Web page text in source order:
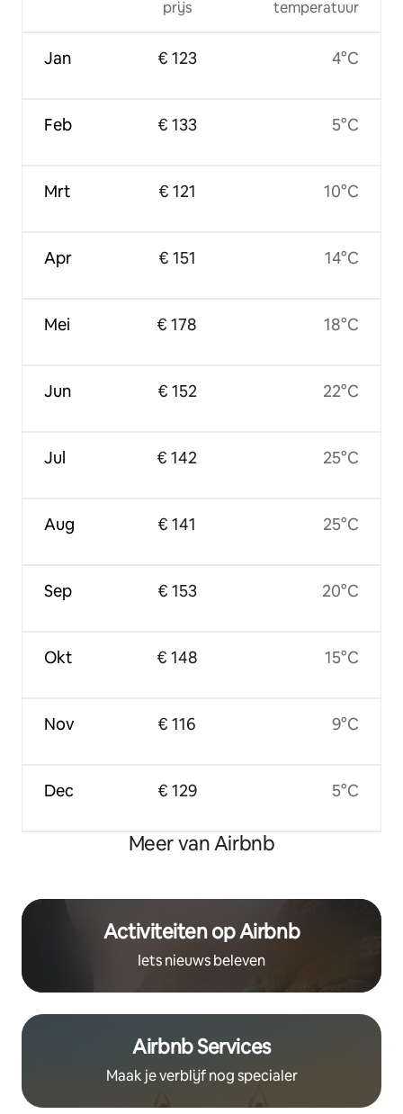
Jan
Feb
Mrt
Apr
Mei
Jun
Jul
Aug
Sep
Okt
Nov
Dec
prijs
€ 123
€ 133
€ 121
€ 151
€ 178
€ 152
€ 142
€ 141
€ 153
€ 148
€ 116
€ 129
temperatuur
4°C
5°C
10°C
14°C
18°C
22°C
25°C
25°C
20°C
15°C
9°C
5°C
Meer van Airbnb
Activiteiten op Airbnb
Iets nieuws beleven
Airbnb Services
Maak je verblijf nog specialer